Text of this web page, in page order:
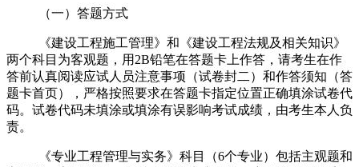
（一）答题方式
《建设工程施工管理》和《建设工程法规及相关知识》
两个科目为客观题，用 2B铅笔在答题卡上作答，请考生在作
答前认真阅读应试人员注意事项（试卷封二）和作答须知（答
题卡首页），严格按照要求在答题卡指定位置正确填涂试卷代
码。试卷代码未填涂或填涂有误影响考试成绩，由考生本人负
责。
《专业工程管理与实务》科目（6个专业）包括主观题和